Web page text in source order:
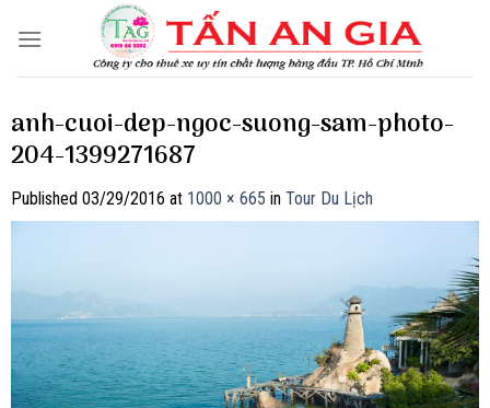
anh-cuoi-dep-ngoc-suong-sam-photo-
204-1399271687
Published 03/29/2016 at 1000 × 665 in Tour Du Lịch